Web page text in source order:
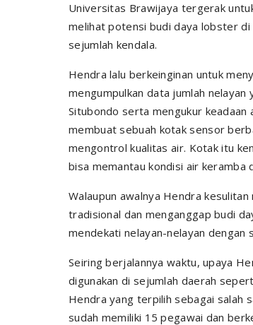
Universitas Brawijaya tergerak
melihat potensi budi daya lobster di
sejumlah kendala.
Hendra lalu berkeinginan untuk
mengumpulkan data jumlah
Situbondo serta mengukur keadaan
membuat sebuah kotak sensor
mengontrol kualitas air. Kotak itu
bisa memantau kondisi air keramba
Walaupun awalnya Hendra
tradisional dan menganggap budi
mendekati nelayan-nelayan dengan
Seiring berjalannya waktu, upaya
digunakan di sejumlah daerah
Hendra yang terpilih sebagai salah
sudah memiliki 15 pegawai dan